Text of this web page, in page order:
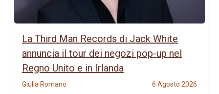
La Third Man Records di Jack White
annuncia il tour dei negozi pop-up nel
Regno Unito e in Irlanda
Giulia Romano 6 Agosto 2026